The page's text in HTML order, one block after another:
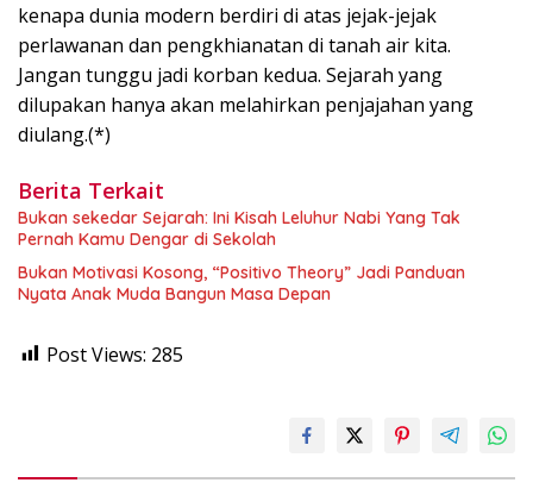
kenapa dunia modern berdiri di atas jejak-jejak
perlawanan dan pengkhianatan di tanah air kita.
Jangan tunggu jadi korban kedua. Sejarah yang
dilupakan hanya akan melahirkan penjajahan yang
diulang.(*)
Berita Terkait
Bukan sekedar Sejarah: Ini Kisah Leluhur Nabi Yang Tak
Pernah Kamu Dengar di Sekolah
Bukan Motivasi Kosong, “Positivo Theory” Jadi Panduan
Nyata Anak Muda Bangun Masa Depan
Post Views: 285